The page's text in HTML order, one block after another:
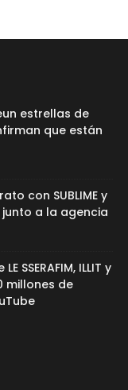
estrellas de
que están
con SUBLIME y
a la agencia
SSERAFIM, ILLIT y
millones de